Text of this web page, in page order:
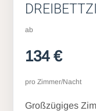
ab
134 €
pro Zimmer/Nacht
Großzügiges